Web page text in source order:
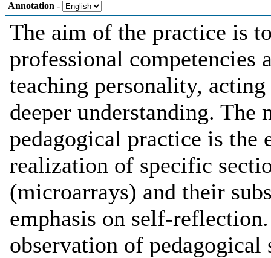
Annotation -
The aim of the practice is
professional
teaching personality,
deeper understanding. The
pedagogical practice is the
realization of specific
(microarrays) and their
emphasis on self-
observation of